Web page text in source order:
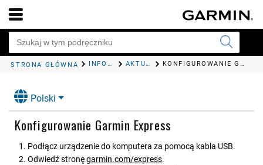
STRONA GŁÓWNA INFORMACJE O URZĄDZENIU AKTUALIZACJE PRODUKTÓW KONFIGUROWANIE GARMIN EXPRESS
Polski
Konfigurowanie Garmin Express
Podłącz urządzenie do komputera za pomocą kabla USB.
Odwiedź stronęgarmin.com/express.